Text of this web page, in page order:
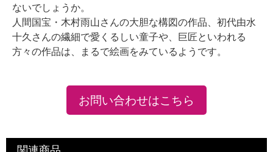
ないでしょうか。
人間国宝・木村雨山さんの大胆な構図の作品、初代由水
十久さんの繊細で愛くるしい童子や、巨匠といわれる
方々の作品は、まるで絵画をみているようです。
お問い合わせはこちら